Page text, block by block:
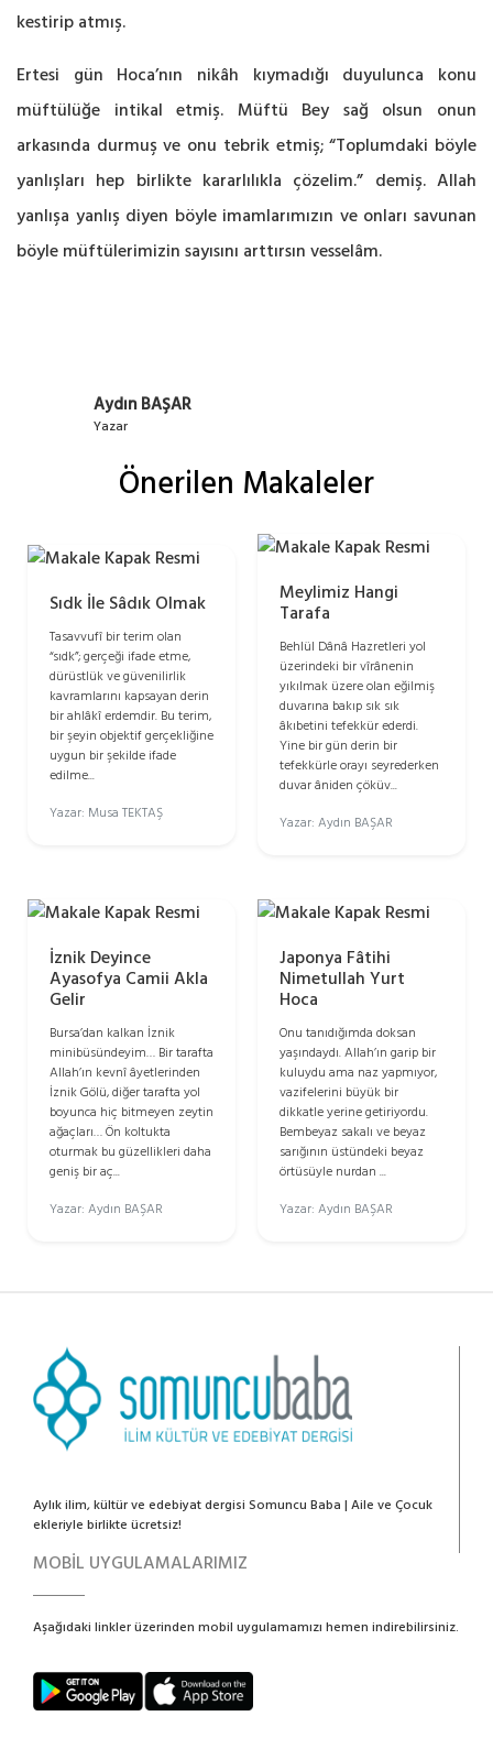
kestirip atmış.
Ertesi gün Hoca’nın nikâh kıymadığı duyulunca konu
müftülüğe intikal etmiş. Müftü Bey sağ olsun onun
arkasında durmuş ve onu tebrik etmiş; “Toplumdaki böyle
yanlışları hep birlikte kararlılıkla çözelim.” demiş. Allah
yanlışa yanlış diyen böyle imamlarımızın ve onları savunan
böyle müftülerimizin sayısını arttırsın vesselâm.
Aydın BAŞAR
Yazar
Önerilen Makaleler
Sıdk İle Sâdık Olmak
Tasavvufî bir terim olan
“sıdk”; gerçeği ifade etme,
dürüstlük ve güvenilirlik
kavramlarını kapsayan derin
bir ahlâkî erdemdir. Bu terim,
bir şeyin objektif gerçekliğine
uygun bir şekilde ifade
edilme...
Yazar: Musa TEKTAŞ
Meylimiz Hangi
Tarafa
Behlül Dânâ Hazretleri yol
üzerindeki bir vîrânenin
yıkılmak üzere olan eğilmiş
duvarına bakıp sık sık
âkıbetini tefekkür ederdi.
Yine bir gün derin bir
tefekkürle orayı seyrederken
duvar âniden çöküv...
Yazar: Aydın BAŞAR
İznik Deyince
Ayasofya Camii Akla
Gelir
Bursa’dan kalkan İznik
minibüsündeyim… Bir tarafta
Allah’ın kevnî âyetlerinden
İznik Gölü, diğer tarafta yol
boyunca hiç bitmeyen zeytin
ağaçları… Ön koltukta
oturmak bu güzellikleri daha
geniş bir aç...
Yazar: Aydın BAŞAR
Japonya Fâtihi
Nimetullah Yurt
Hoca
Onu tanıdığımda doksan
yaşındaydı. Allah’ın garip bir
kuluydu ama naz yapmıyor,
vazifelerini büyük bir
dikkatle yerine getiriyordu.
Bembeyaz sakalı ve beyaz
sarığının üstündeki beyaz
örtüsüyle nurdan ...
Yazar: Aydın BAŞAR
Aylık ilim, kültür ve edebiyat dergisi Somuncu Baba | Aile ve Çocuk
ekleriyle birlikte ücretsiz!
MOBİL UYGULAMALARIMIZ
Aşağıdaki linkler üzerinden mobil uygulamamızı hemen indirebilirsiniz.